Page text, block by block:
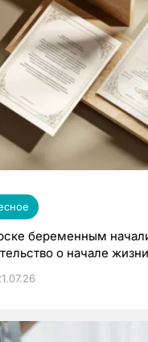
беременным
о начале